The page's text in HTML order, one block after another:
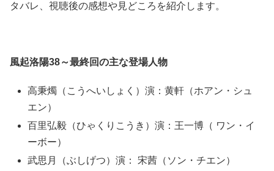
タバレ、視聴後の感想や見どころを紹介します。
風起洛陽38～最終回の主な登場人物
高秉燭（こうへいしょく）演：黄軒（ホアン・シュ
エン）
百里弘毅（ひゃくりこうき）演：王一博（ ワン・イ
ーボー）
武思月（ぶしげつ）演： 宋茜（ソン・チエン）